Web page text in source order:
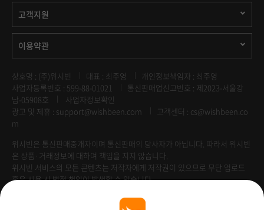
고객지원
이용약관
상호명 : (주)위시빈 대표 : 최주영
개인정보책임자 : 최주영
사업자등록번호 : 599-88-01021
통신판매업신고번호 : 제2023-서울강
남-05908호
사업자정보확인
광고 및 제휴 : support@wishbeen.com
고객센터 : cs@wishbeen.co
m
위시빈은 통신판매중개자이며 통신판매의 당사자가 아닙니다. 따라서 위시빈
은 상품·거래정보에 대하여 책임을 지지 않습니다.
위시빈 서비스의 모든 콘텐츠는 저작자에게 저작권이 있으므로 무단 업로드
혹은 사용 시 법적 책임이 발생할 수 있습니다.